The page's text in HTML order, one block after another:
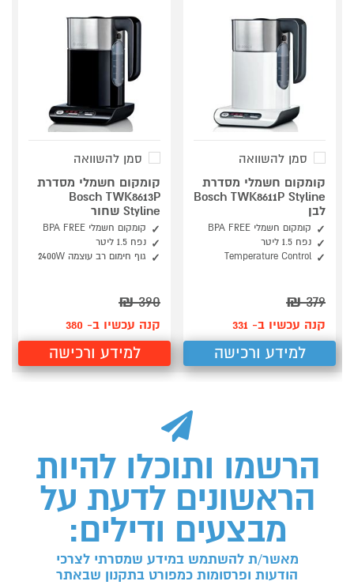
סמן להשוואה
קומקום חשמלי מסדרת
Bosch TWK8611P Styline
לבן
קומקום חשמלי BPA FREE
נפח 1.5 ליטר
Temperature Control
379
₪
קנה עכשיו ב- 331
למידע ורכישה
סמן להשוואה
קומקום חשמלי מסדרת
Bosch TWK8613P
Styline שחור
קומקום חשמלי BPA FREE
נפח 1.5 ליטר
גוף חימום רב עוצמה 2400W
390
₪
קנה עכשיו ב- 380
למידע ורכישה
הרשמו ותוכלו להיות
הראשונים לדעת על
מבצעים ודילים:
מאשר/ת להשתמש במידע שמסרתי לצרכי
הודעות ופרסומות כמפורט בתקנון שבאתר